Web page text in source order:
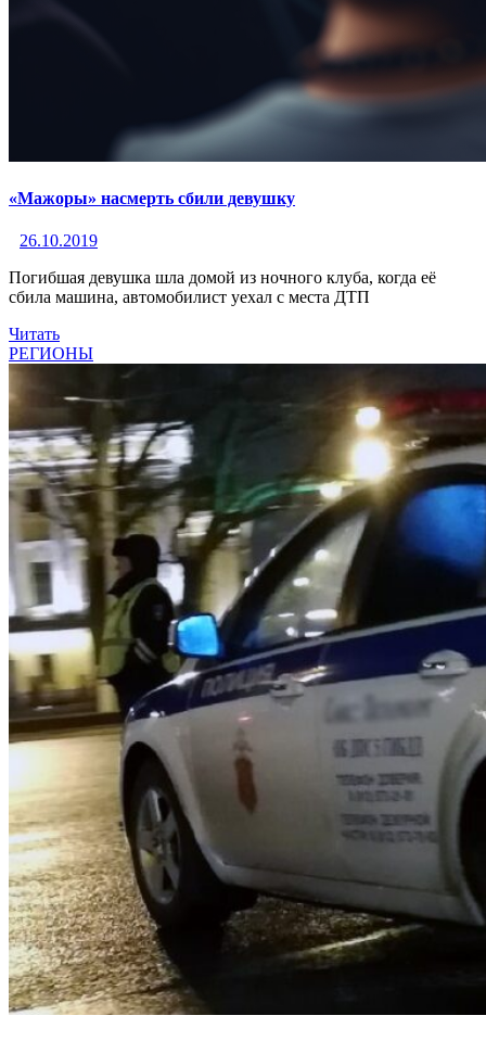
«Мажоры» насмерть сбили девушку
26.10.2019
Погибшая девушка шла домой из ночного клуба, когда её
сбила машина, автомобилист уехал с места ДТП
Читать
РЕГИОНЫ